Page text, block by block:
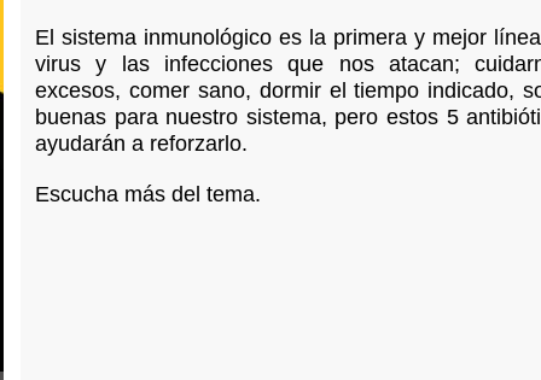
El sistema inmunológico es la primera y mejor
virus y las infecciones que nos atacan;
excesos, comer sano, dormir el tiempo indicado,
buenas para nuestro sistema, pero estos 5
ayudarán a reforzarlo.
Escucha más del tema.